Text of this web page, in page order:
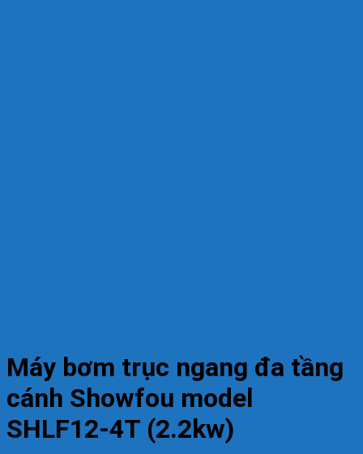
Máy bơm trục ngang đa tầng
cánh Showfou model
SHLF12-4T (2.2kw)